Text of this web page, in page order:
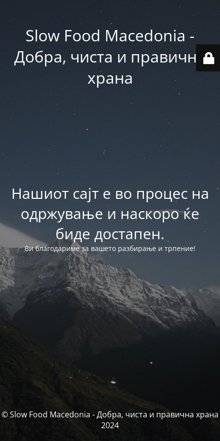
Slow Food Macedonia -
Добра, чиста и правична
храна
Нашиот сајт е во процес на
одржување и наскоро ќе
биде достапен.
Ви благодариме за вашето разбирање и трпение!
© Slow Food Macedonia - Добра, чиста и правична храна
2024